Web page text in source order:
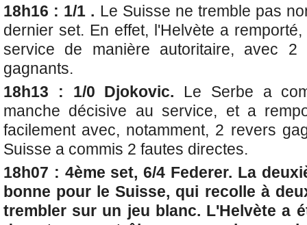
18h16 : 1/1 . Le Suisse ne tremble pas
dernier set. En effet, l'Helvète a
service de manière autoritaire, avec
gagnants.
18h13 : 1/0 Djokovic. Le Serbe a
manche décisive au service, et a
facilement avec, notamment, 2 revers
Suisse a commis 2 fautes directes.
18h07 : 4ème set, 6/4 Federer. La
bonne pour le Suisse, qui recolle à
trembler sur un jeu blanc. L'Helvète a